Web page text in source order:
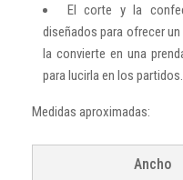
El corte y la
diseñados para ofrecer
la convierte en una
para lucirla en los partidos.
Medidas aproximadas:
Ancho